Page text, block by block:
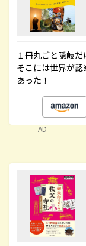
１冊丸ごと隠岐だ
そこには世界が
あった！
AD